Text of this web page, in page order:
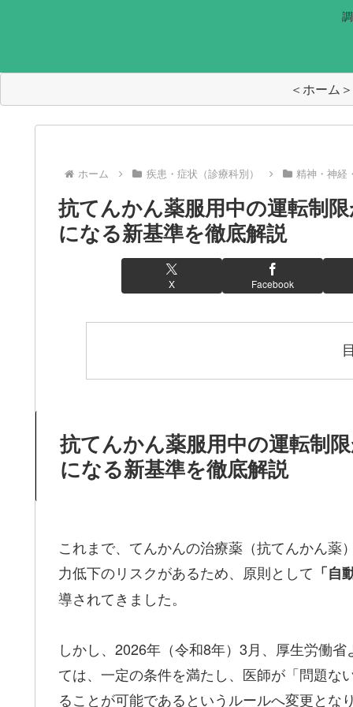
＜ホーム＞
ホーム 疾患・症状（診療科別） 精神・神経
抗てんかん薬服用中の運転制
になる新基準を徹底解説
X Facebook
抗てんかん薬服用中の運転制
になる新基準を徹底解説
これまで、てんかんの治療薬（抗てんかん
力低下のリスクがあるため、原則として 「自
導されてきました。
しかし、2026年（令和8年）3月、厚生労働省
ては、一定の条件を満たし、医師が「問題な
ることが可能であるというルールへ変更とな